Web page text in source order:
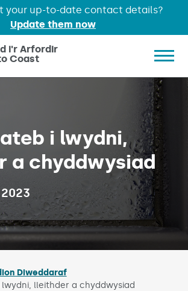
your up-to-date contact details?
Update them now
i'r Arfordir
Coast
i lwydni,
a chyddwysiad
Diweddaraf
lwydni, lleithder a chyddwysiad